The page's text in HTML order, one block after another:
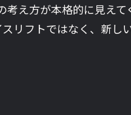
え方が本格的に見え
リフトではなく、新し